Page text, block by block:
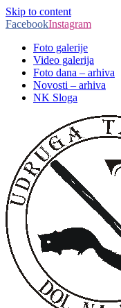
Skip to content
FacebookInstagram
Foto galerije
Video galerija
Foto dana – arhiva
Novosti – arhiva
NK Sloga